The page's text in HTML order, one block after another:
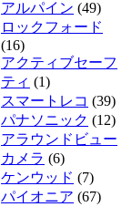
アルパイン (49)
ロックフォード
(16)
アクティブセーフ
ティ (1)
スマートレコ (39)
パナソニック (12)
アラウンドビュー
カメラ (6)
ケンウッド (7)
パイオニア (67)